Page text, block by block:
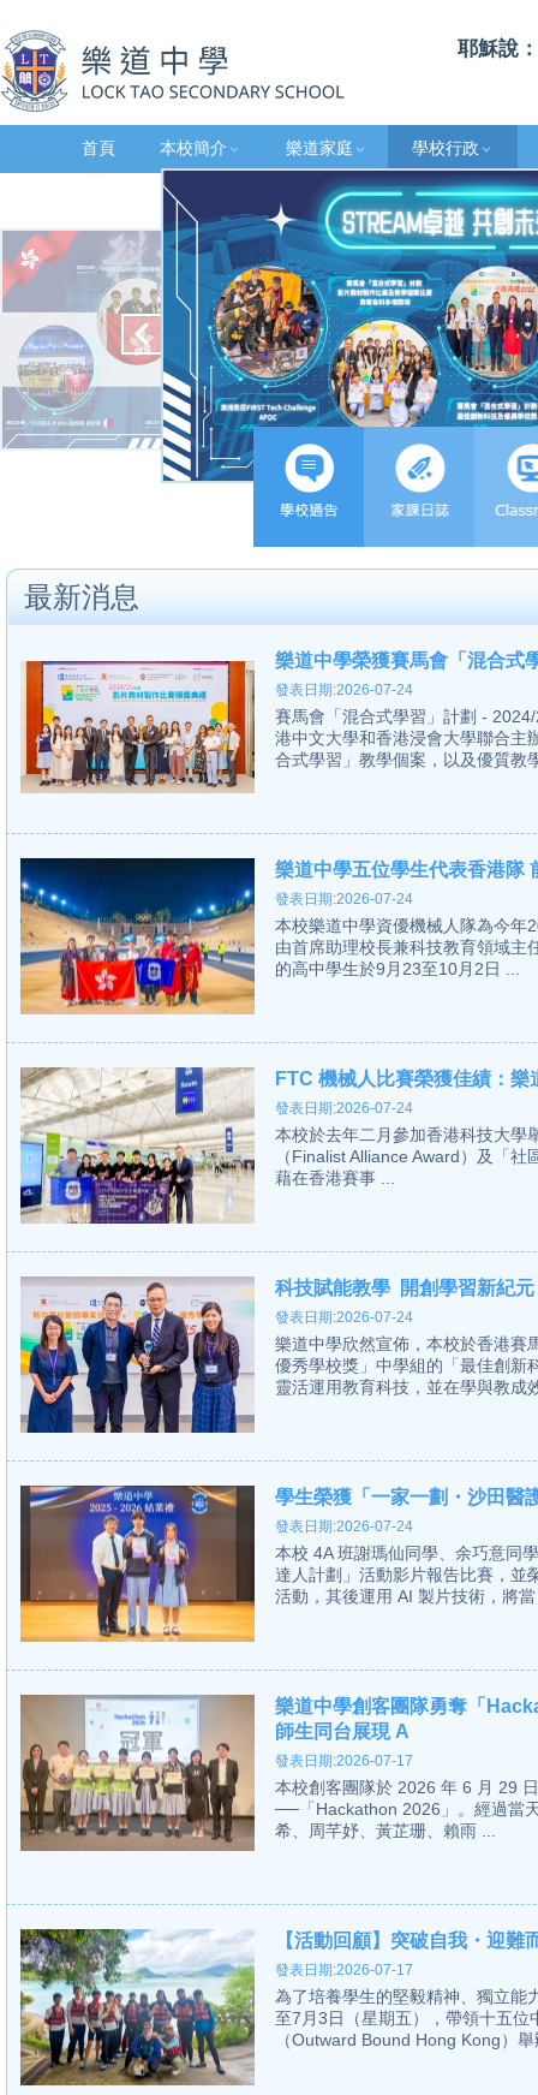
耶穌說
首頁 本校簡介 樂道家庭 學校行政
最新消息
樂道中學榮獲賽馬會「混合式
發表日期:2026-07-24
賽馬會「混合式學習」計劃 -
港中文大學和香港浸會大學聯合主
合式學習」教學個案，以及優質教
樂道中學五位學生代表香港隊
發表日期:2026-07-24
本校樂道中學資優機械人隊為今
由首席助理校長兼科技教育領域主
的高中學生於9月23至10月2日 ...
FTC 機械人比賽榮獲佳績：
發表日期:2026-07-24
本校於去年二月參加香港科技大學
（Finalist Alliance Award）及「
藉在香港賽事 ...
科技賦能教學 開創學習新紀元
發表日期:2026-07-24
樂道中學欣然宣佈，本校於香港賽
優秀學校獎」中學組的「最佳創新
靈活運用教育科技，並在學與教成
學生榮獲「一家一劃・沙田醫
發表日期:2026-07-24
本校 4A 班謝瑪仙同學、余巧意同
達人計劃」活動影片報告比賽，並
活動，其後運用 AI 製片技術，將
樂道中學創客團隊勇奪「
師生同台展現 A
發表日期:2026-07-17
本校創客團隊於 2026 年 6 月 29
──「Hackathon 2026」。經過當
希、周芊妤、黃芷珊、賴雨 ...
【活動回顧】突破自我・迎
發表日期:2026-07-17
為了培養學生的堅毅精神、獨立能
至7月3日（星期五），帶領十五
（Outward Bound Hong Kong）